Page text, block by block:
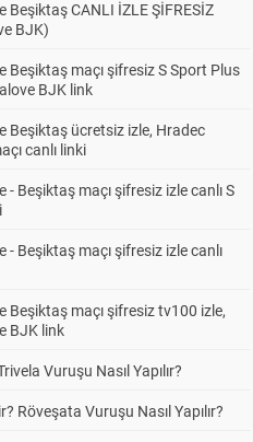
Beşiktaş CANLI İZLE ŞİFRESİZ
BJK)
Beşiktaş maçı şifresiz S Sport Plus
BJK link
Beşiktaş ücretsiz izle, Hradec
canlı linki
- Beşiktaş maçı şifresiz izle canlı S
- Beşiktaş maçı şifresiz izle canlı
Beşiktaş maçı şifresiz tv100 izle,
BJK link
Vuruşu Nasıl Yapılır?
Röveşata Vuruşu Nasıl Yapılır?